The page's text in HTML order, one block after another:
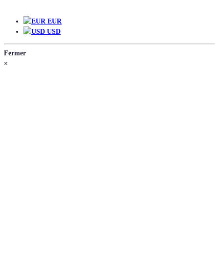
EUR
USD
Fermer
×